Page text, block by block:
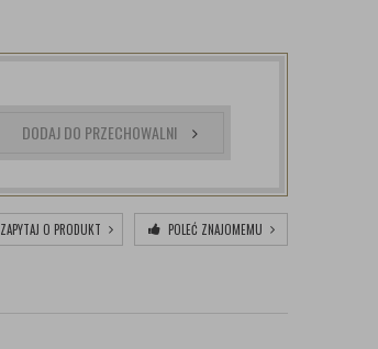
DODAJ DO PRZECHOWALNI
ZAPYTAJ O PRODUKT POLEĆ ZNAJOMEMU